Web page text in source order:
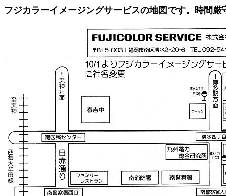
フジカラーイメージングサービスの地図です。時間